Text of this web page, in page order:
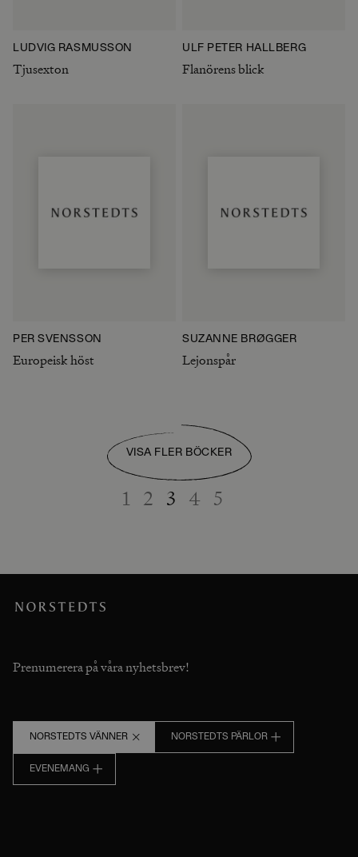
LUDVIG RASMUSSON
Tjusexton
ULF PETER HALLBERG
Flanörens blick
PER SVENSSON
Europeisk höst
SUZANNE BRØGGER
Lejonspår
VISA FLER BÖCKER
1 2 3 4 5
Prenumerera på våra nyhetsbrev!
NORSTEDTS VÄNNER NORSTEDTS PÄRLOR
EVENEMANG